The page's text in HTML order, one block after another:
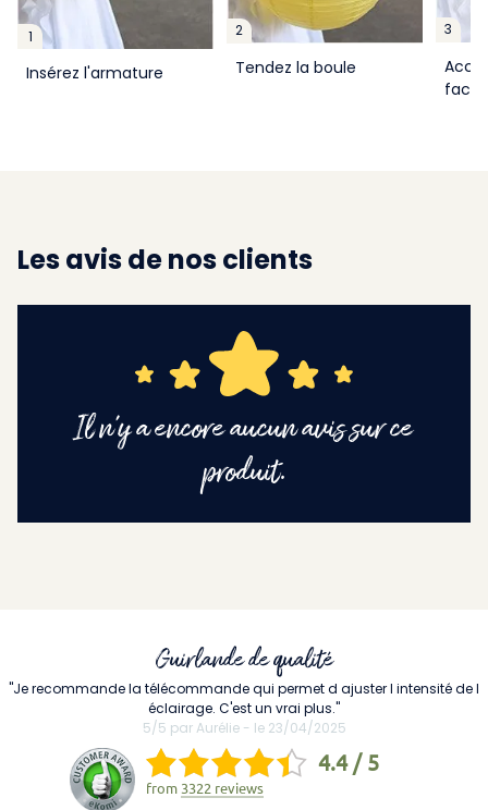
1
Insérez l'armature
2
Tendez la boule
3
Les avis de nos clients
Il n'y a encore aucun avis sur ce
produit.
Guirlande de qualité
"Je recommande la télécommande qui permet d ajuster l intensité de l
éclairage. C'est un vrai plus."
5/5 par Aurélie - le 23/04/2025
4.4 / 5
from 3322 reviews